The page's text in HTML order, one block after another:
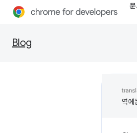
Blog
역에